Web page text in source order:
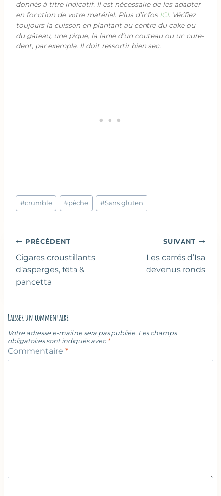
donnés à titre indicatif. Il est nécessaire de les adapter
en fonction de votre matériel. Plus d’infos ICI. Vérifiez
toujours la cuisson en plantant au centre du cake ou
du gâteau, une pique, la lame d’un couteau ou un cure-
dent, par exemple. Il doit ressortir bien sec.
Étiquettes
de
#crumble #pêche #Sans gluten
Navigation
de
l’article
PRÉCÉDENT
Cigares croustillants
d’asperges, fêta &
pancetta
SUIVANT
Les carrés d’Isa
devenus ronds
Laisser un commentaire
Votre adresse e-mail ne sera pas publiée. Les champs
obligatoires sont indiqués avec *
Commentaire *